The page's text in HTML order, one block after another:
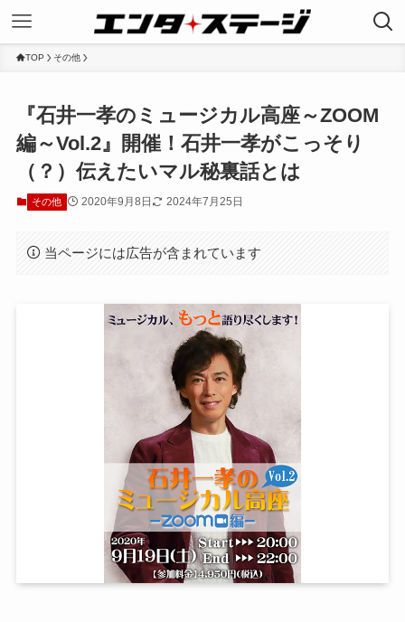
TOP その他
『石井一孝のミュージカル高座～ZOOM
編～Vol.2』開催！石井一孝がこっそり
（？）伝えたいマル秘裏話とは
その他 2020年9月8日 2024年7月25日
当ページには広告が含まれています